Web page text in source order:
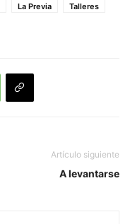
La Previa
Talleres
Artículo siguiente
A levantarse